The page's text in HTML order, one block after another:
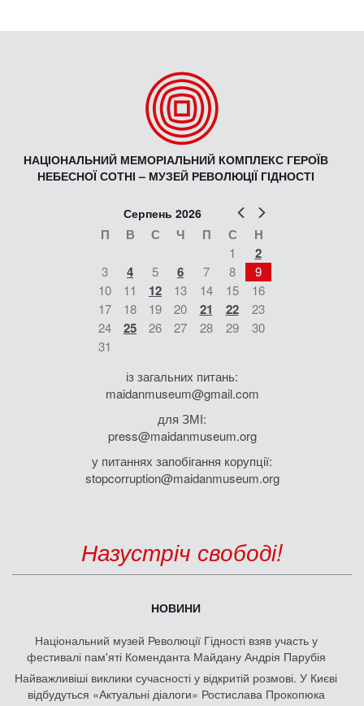
НАЦІОНАЛЬНИЙ МЕМОРІАЛЬНИЙ КОМПЛЕКС ГЕРОЇВ
НЕБЕСНОЇ СОТНІ – МУЗЕЙ РЕВОЛЮЦІЇ ГІДНОСТІ
Попер
Серпень 2026
П В С Ч П С Н
1 2
3 4 5 6 7 8
9
10
11 12 13 14 15
16
17
18 19 20 21 22
23
24
25 26 27 28 29
30
31
із загальних питань:
maidanmuseum@gmail.com
для ЗМІ:
press@maidanmuseum.org
у питаннях запобігання корупції:
stopcorruption@maidanmuseum.org
Назустріч свободі!
НОВИНИ
Національний музей Революції Гідності взяв участь у
фестивалі пам'яті Коменданта Майдану Андрія Парубія
Найважливіші виклики сучасності у відкритій розмові. У Києві
відбудуться «Актуальні діалоги» Ростислава Прокопюка